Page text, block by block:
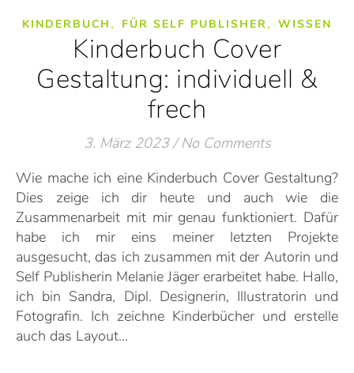
KINDERBUCH , FÜR SELF PUBLISHER , WISSEN
Kinderbuch Cover
Gestaltung: individuell &
frech
3. März 2023 / No Comments
Wie mache ich eine Kinderbuch Cover Gestaltung?
Dies zeige ich dir heute und auch wie die
Zusammenarbeit mit mir genau funktioniert. Dafür
habe ich mir eins meiner letzten Projekte
ausgesucht, das ich zusammen mit der Autorin und
Self Publisherin Melanie Jäger erarbeitet habe. Hallo,
ich bin Sandra, Dipl. Designerin, Illustratorin und
Fotografin. Ich zeichne Kinderbücher und erstelle
auch das Layout…